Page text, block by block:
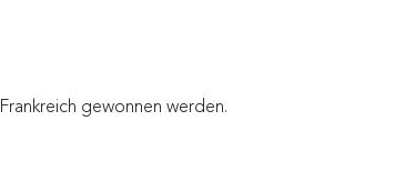
gewonnen werden.